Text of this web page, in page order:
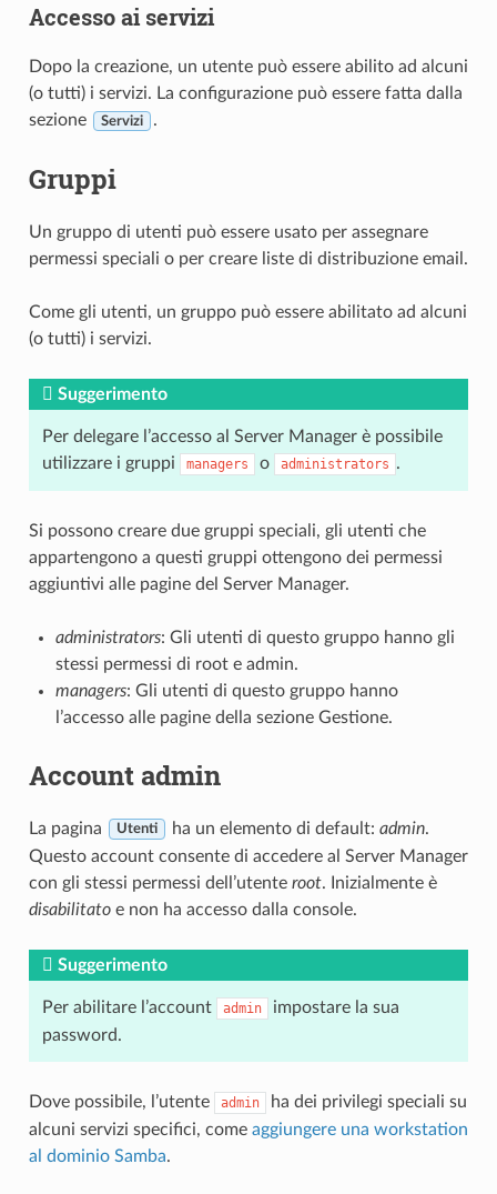
Accesso ai servizi
Dopo la creazione, un utente può essere abilito ad alcuni
(o tutti) i servizi. La configurazione può essere fatta dalla
sezione
Servizi .
Gruppi
Un gruppo di utenti può essere usato per assegnare
permessi speciali o per creare liste di distribuzione email.
Come gli utenti, un gruppo può essere abilitato ad alcuni
(o tutti) i servizi.
Suggerimento
Per delegare l’accesso al Server Manager è possibile
utilizzare i gruppi
managers o administrators .
Si possono creare due gruppi speciali, gli utenti che
appartengono a questi gruppi ottengono dei permessi
aggiuntivi alle pagine del Server Manager.
administrators: Gli utenti di questo gruppo hanno gli
stessi permessi di root e admin.
managers: Gli utenti di questo gruppo hanno
l’accesso alle pagine della sezione Gestione.
Account admin
La pagina Utenti ha un elemento di default: admin.
Questo account consente di accedere al Server Manager
con gli stessi permessi dell’utente root. Inizialmente è
disabilitatoe non ha accesso dalla console.
Suggerimento
Per abilitare l’account admin
impostare la sua
password.
Dove possibile, l’utente admin
ha dei privilegi speciali su
alcuni servizi specifici, come aggiungere una workstation
al dominio Samba.